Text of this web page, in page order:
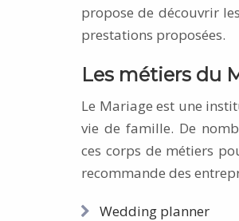
propose de découvrir
prestations proposées.
Les métiers du
Le Mariage est une
vie de famille. De
ces corps de métiers
recommande des
Wedding planner